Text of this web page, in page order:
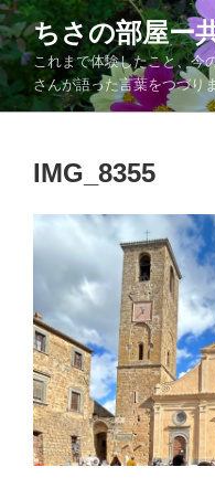
コ
ン
テ
ン
ツ
ちさの部屋ー
これまで体験したこと、今
さんが語った言葉をつづり
IMG_8355